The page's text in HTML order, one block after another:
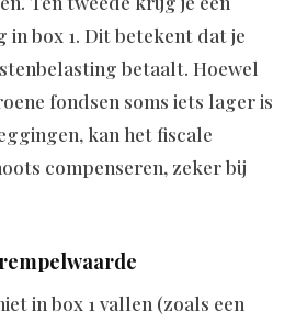
box 1. Dit betekent dat je
betaalt. Hoewel
fondsen soms iets lager is
kan het fiscale
compenseren, zeker bij
in box 1 vallen (zoals een